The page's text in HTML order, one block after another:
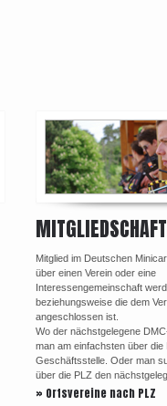
MITGLIEDSCHAFT
Mitglied im Deutschen
über einen Verein oder eine
Interessengemeinschaft
beziehungsweise die dem
angeschlossen ist.
Wo der nächstgelegene
man am einfachsten über die
Geschäftsstelle. Oder man
über die PLZ den
» Ortsvereine nach PLZ